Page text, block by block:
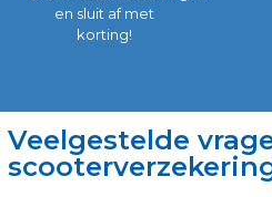
en sluit af met
korting!
Veelgestelde